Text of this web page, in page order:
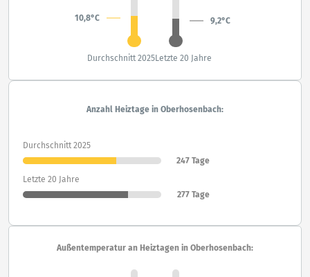
10,8°C 9,2°C
Durchschnitt 2025Letzte 20 Jahre
Anzahl Heiztage in Oberhosenbach:
Durchschnitt 2025
247 Tage
Letzte 20 Jahre
277 Tage
Außentemperatur an Heiztagen in Oberhosenbach: